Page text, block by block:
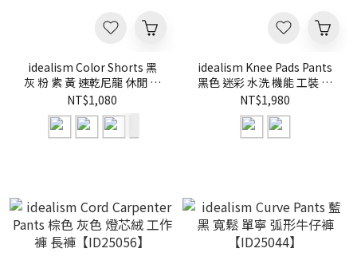
idealism Color Shorts 黑
灰 粉 紫 黃 速乾尼龍 休閒 沙
灘褲 撞色短褲【ID26010】
NT$1,080
idealism Knee Pads Pants
黑色 迷彩 水洗 機能 工裝 工
作褲 長褲【ID25046】
NT$1,980